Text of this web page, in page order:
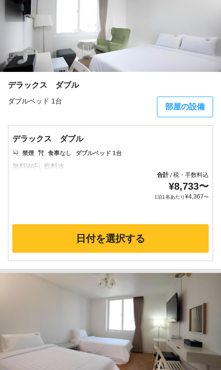
デラックス ダブル
ダブルベッド 1台
部屋の設備
デラックス ダブル
禁煙 食事なし ダブルベッド 1台
合計/税・手数料込
¥8,733〜
1泊1名あたり¥4,367〜
日付を選択する